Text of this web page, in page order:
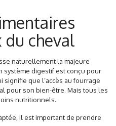
cheval
naturellement la majeure
système digestif est conçu pour
que l’accès au fourrage
pour son bien-être. Mais tous les
nutritionnels.
il est important de prendre